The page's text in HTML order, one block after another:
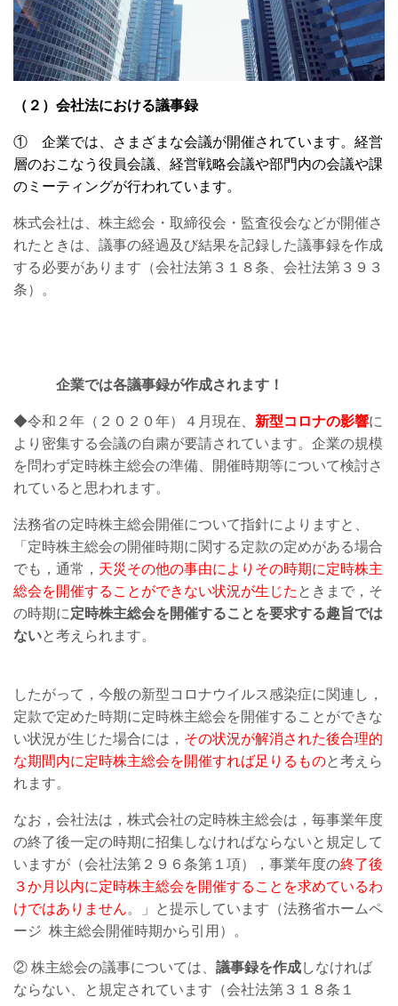
（２）会社法における議事録
① 企業では、さまざまな会議が開催されています。経営
層のおこなう役員会議、経営戦略会議や部門内の会議や課
のミーティングが行われています。
株式会社は、株主総会・取締役会・監査役会などが開催さ
れたときは、議事の経過及び結果を記録した議事録を作成
する必要があります（会社法第３１８条、会社法第３９３
条）。
企業では各議事録が作成されます！
◆令和２年（２０２０年）４月現在、 新型コロナの影響に
より密集する会議の自粛が要請されています。企業の規模
を問わず定時株主総会の準備、開催時期等について検討さ
れていると思われます。
法務省の定時株主総会開催について指針によりますと、
「定時株主総会の開催時期に関する定款の定めがある場合
でも，通常， 天災その他の事由によりその時期に定時株主
総会を開催することができない状況が生じた ときまで，そ
の時期に定時株主総会を開催することを要求する趣旨では
ないと考えられます。
したがって，今般の新型コロナウイルス感染症に関連し，
定款で定めた時期に定時株主総会を開催することができな
い状況が生じた場合には， その状況が解消された後合理的
な期間内に定時株主総会を開催すれば足りるものと考えら
れます。
なお，会社法は，株式会社の定時株主総会は，毎事業年度
の終了後一定の時期に招集しなければならないと規定して
いますが（会社法第２９６条第１項），事業年度の終了後
３か月以内に定時株主総会を開催することを求めているわ
けではありません。」と提示しています（法務省ホームペ
ージ 株主総会開催時期から引用）。
② 株主総会の議事については、 議事録を作成しなければ
ならない、と規定されています（会社法第３１８条１